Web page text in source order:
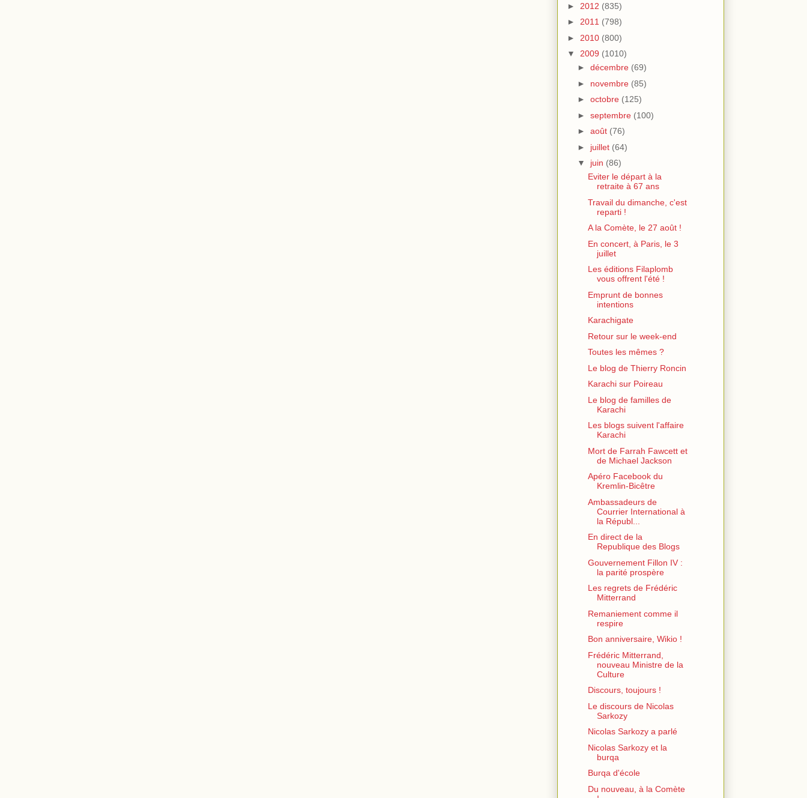
► 2012 (835)
► 2011 (798)
► 2010 (800)
▼ 2009 (1010)
► décembre (69)
► novembre (85)
► octobre (125)
► septembre (100)
► août (76)
► juillet (64)
▼ juin (86)
Eviter le départ à la
retraite à 67 ans
Travail du dimanche, c'est
reparti !
A la Comète, le 27 août !
En concert, à Paris, le 3
juillet
Les éditions Filaplomb
vous offrent l'été !
Emprunt de bonnes
intentions
Karachigate
Retour sur le week-end
Toutes les mêmes ?
Le blog de Thierry Roncin
Karachi sur Poireau
Le blog de familles de
Karachi
Les blogs suivent l'affaire
Karachi
Mort de Farrah Fawcett et
de Michael Jackson
Apéro Facebook du
Kremlin-Bicêtre
Ambassadeurs de
Courrier International à
la Républ...
En direct de la
Republique des Blogs
Gouvernement Fillon IV :
la parité prospère
Les regrets de Frédéric
Mitterrand
Remaniement comme il
respire
Bon anniversaire, Wikio !
Frédéric Mitterrand,
nouveau Ministre de la
Culture
Discours, toujours !
Le discours de Nicolas
Sarkozy
Nicolas Sarkozy a parlé
Nicolas Sarkozy et la
burqa
Burqa d'école
Du nouveau, à la Comète